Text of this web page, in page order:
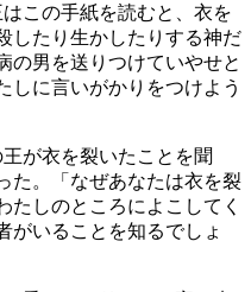
この手紙を読むと、衣を
したり生かしたりする神だ
の男を送りつけていやせと
しに言いがかりをつけよう
が衣を裂いたことを聞
た。「なぜあなたは衣を裂
たしのところによこしてく
がいることを知るでしょ